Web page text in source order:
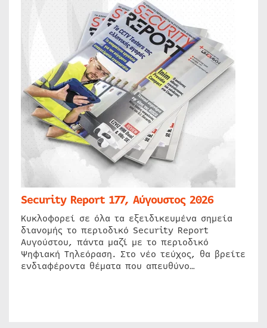
Security Report 177, Αύγουστος 2026
Κυκλοφορεί σε όλα τα εξειδικευμένα σημεία
διανομής το περιοδικό Security Report
Αυγούστου, πάντα μαζί με το περιοδικό
Ψηφιακή Τηλεόραση. Στο νέο τεύχος, θα βρείτε
ενδιαφέροντα θέματα που απευθύνο…